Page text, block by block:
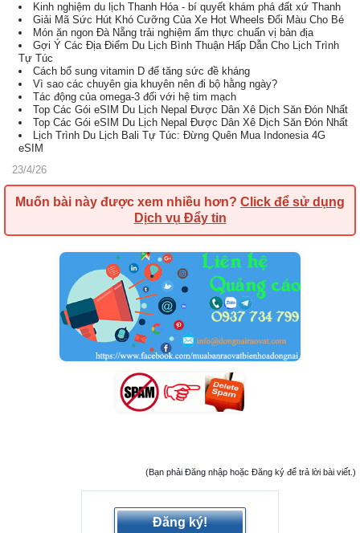
Kinh nghiệm du lịch Thanh Hóa - bí quyết khám phá đất xứ Thanh
Giải Mã Sức Hút Khó Cưỡng Của Xe Hot Wheels Đổi Màu Cho Bé
Món ăn ngon Đà Nẵng trải nghiệm ẩm thực chuẩn vị bản địa
Gợi Ý Các Địa Điểm Du Lịch Bình Thuận Hấp Dẫn Cho Lịch Trình
Tự Túc
Cách bổ sung vitamin D để tăng sức đề kháng
Vì sao các chuyên gia khuyên nên đi bộ hằng ngày?
Tác động của omega-3 đối với hệ tim mạch
Top Các Gói eSIM Du Lịch Nepal Được Dân Xê Dịch Săn Đón Nhất
Top Các Gói eSIM Du Lịch Nepal Được Dân Xê Dịch Săn Đón Nhất
Lịch Trình Du Lịch Bali Tự Túc: Đừng Quên Mua Indonesia 4G
eSIM
23/4/26
Muốn bài này được xem nhiều hơn? Click để sử dụng
Dịch vụ Đẩy tin
(Bạn phải Đăng nhập hoặc Đăng ký để trả lời bài viết.)
Đăng ký!